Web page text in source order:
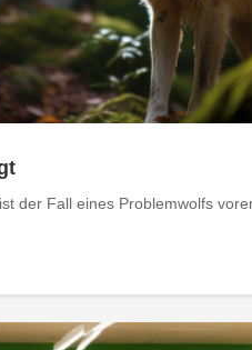
der Fall eines Problemwolfs